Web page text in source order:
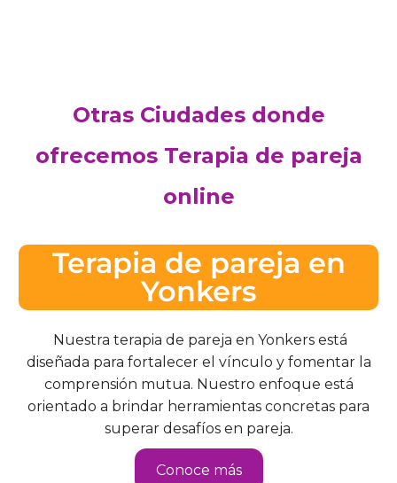
Otras Ciudades donde
ofrecemos Terapia de pareja
online
Terapia de pareja en
Yonkers
Nuestra terapia de pareja en Yonkers está
diseñada para fortalecer el vínculo y fomentar la
comprensión mutua. Nuestro enfoque está
orientado a brindar herramientas concretas para
superar desafíos en pareja.
Conoce más